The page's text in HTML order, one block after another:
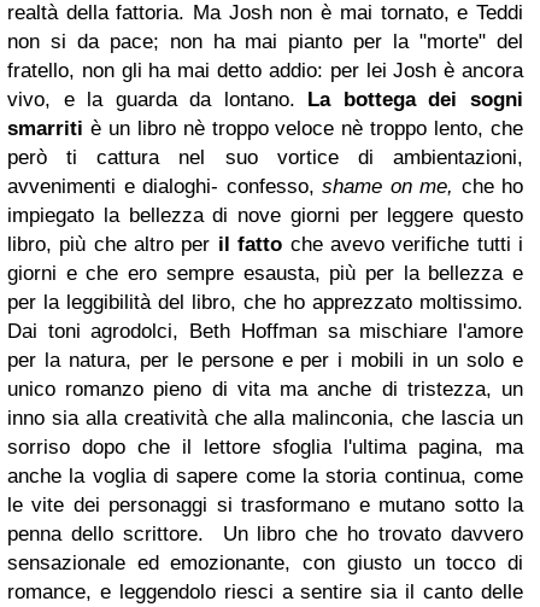
realtà della fattoria. Ma Josh non è mai tornato, e Teddi
non si da pace; non ha mai pianto per la "morte" del
fratello, non gli ha mai detto addio: per lei Josh è ancora
vivo, e la guarda da lontano.
La bottega dei sogni
smarriti è un libro nè troppo veloce nè troppo lento, che
però ti cattura nel suo vortice di ambientazioni,
avvenimenti e dialoghi- confesso, shame on me, che ho
impiegato la bellezza di nove giorni per leggere questo
libro, più che altro per il fatto che avevo verifiche tutti i
giorni e che ero sempre esausta, più per la bellezza e
per la leggibilità del libro, che ho apprezzato moltissimo.
Dai toni agrodolci, Beth Hoffman sa mischiare l'amore
per la natura, per le persone e per i mobili in un solo e
unico romanzo pieno di vita ma anche di tristezza, un
inno sia alla creatività che alla malinconia, che lascia un
sorriso dopo che il lettore sfoglia l'ultima pagina, ma
anche la voglia di sapere come la storia continua, come
le vite dei personaggi si trasformano e mutano sotto la
penna dello scrittore.
Un libro che ho trovato davvero
sensazionale ed emozionante, con giusto un tocco di
romance, e leggendolo riesci a sentire sia il canto delle